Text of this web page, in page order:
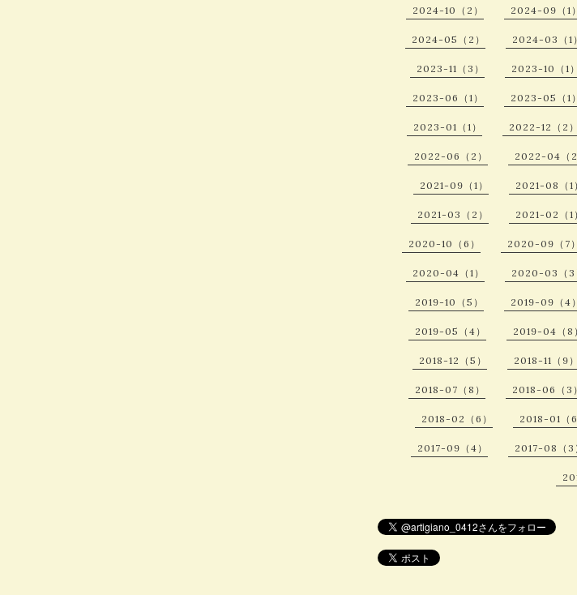
2024-10（2） 2024-09（1）
2024-05（2） 2024-03（1）
2023-11（3） 2023-10（1）
2023-06（1） 2023-05（1）
2023-01（1） 2022-12（2）
2022-06（2） 2022-04（2
2021-09（1） 2021-08（1
2021-03（2） 2021-02（1）
2020-10（6） 2020-09（7）
2020-04（1） 2020-03（3
2019-10（5） 2019-09（4）
2019-05（4） 2019-04（8）
2018-12（5） 2018-11（9）
2018-07（8） 2018-06（3）
2018-02（6） 2018-01（6
2017-09（4） 2017-08（3